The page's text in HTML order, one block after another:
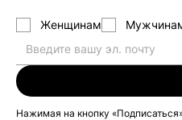
Женщинам
Нажимая на кнопку